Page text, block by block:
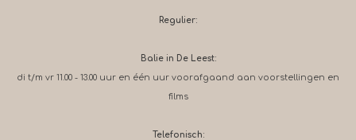
Regulier:
Balie in De Leest:
di t/m vr 11.00 - 13.00 uur en één uur voorafgaand aan voorstellingen en
films
Telefonisch: